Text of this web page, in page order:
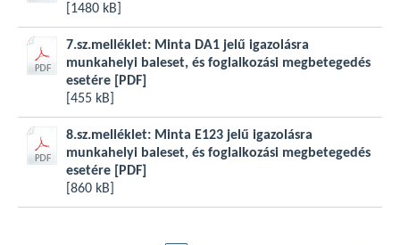
[1480 kB]
7.sz.melléklet: Minta DA1 jelű igazolásra
munkahelyi baleset, és foglalkozási megbetegedés
esetére
[PDF]
[455 kB]
8.sz.melléklet: Minta E123 jelű igazolásra
munkahelyi baleset, és foglalkozási megbetegedés
esetére
[PDF]
[860 kB]